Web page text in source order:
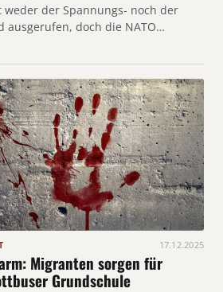
weder der Spannungs- noch der
ausgerufen, doch die NATO…
17.12.2025
Migranten sorgen für
Grundschule